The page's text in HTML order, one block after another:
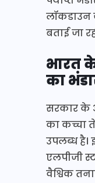
लॉकडाउन
बताई जा
भारत
का
सरकार के
का कच्चा
उपलब्ध
एलपीजी
वैश्विक